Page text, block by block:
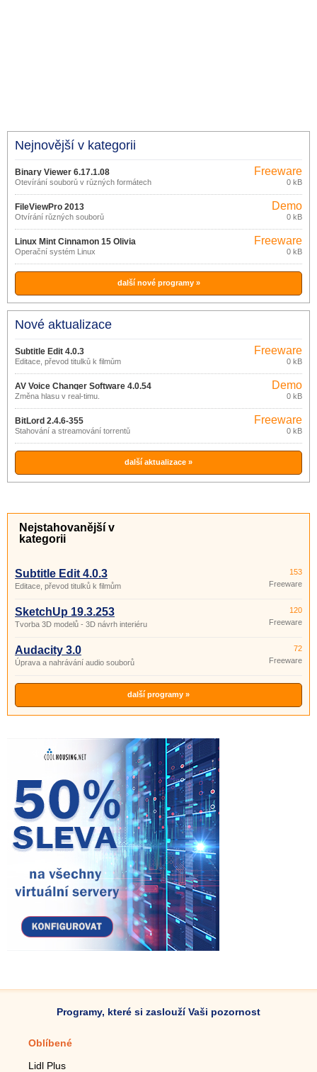
Nejnovější v kategorii
Binary Viewer 6.17.1.08
Otevírání souborů v různých formátech
Freeware
0 kB
FileViewPro 2013
Otvírání různých souborů
Demo
0 kB
Linux Mint Cinnamon 15 Olivia
Operační systém Linux
Freeware
0 kB
další nové programy »
Nové aktualizace
Subtitle Edit 4.0.3
Editace, převod titulků k filmům
Freeware
0 kB
AV Voice Changer Software 4.0.54
Změna hlasu v real-timu.
Demo
0 kB
BitLord 2.4.6-355
Stahování a streamování torrentů
Freeware
0 kB
další aktualizace »
Nejstahovanější v
kategorii
Subtitle Edit 4.0.3
Editace, převod titulků k filmům
153
Freeware
SketchUp 19.3.253
Tvorba 3D modelů - 3D návrh interiéru
120
Freeware
Audacity 3.0
Úprava a nahrávání audio souborů
72
Freeware
další programy »
Programy, které si zaslouží Vaši pozornost
Oblíbené
Lidl Plus